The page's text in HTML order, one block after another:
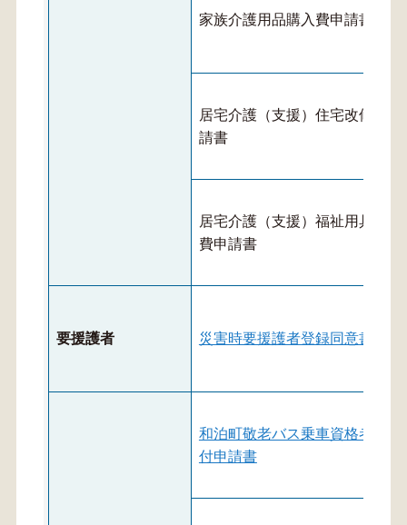
家族介護用品購入費申請書
居宅介護（支援）住宅改修費申
請書
居宅介護（支援）福祉用具購入
費申請書
要援護者 災害時要援護者登録同意書
和泊町敬老バス乗車資格者証交
付申請書